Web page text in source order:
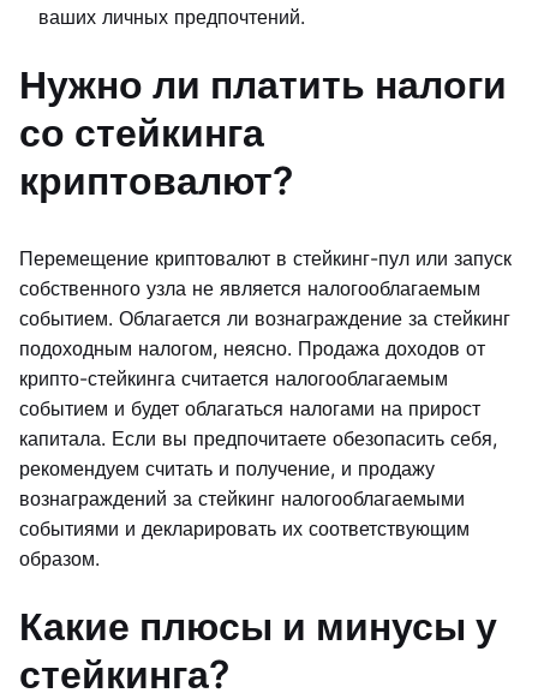
ваших личных предпочтений.
Нужно ли платить налоги
со стейкинга
криптовалют?
Перемещение криптовалют в стейкинг-пул или запуск
собственного узла не является налогооблагаемым
событием. Облагается ли вознаграждение за стейкинг
подоходным налогом, неясно. Продажа доходов от
крипто-стейкинга считается налогооблагаемым
событием и будет облагаться налогами на прирост
капитала. Если вы предпочитаете обезопасить себя,
рекомендуем считать и получение, и продажу
вознаграждений за стейкинг налогооблагаемыми
событиями и декларировать их соответствующим
образом.
Какие плюсы и минусы у
стейкинга?